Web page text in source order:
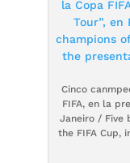
Cinco
FIFA, en la
Janeiro / Five
the FIFA Cup,